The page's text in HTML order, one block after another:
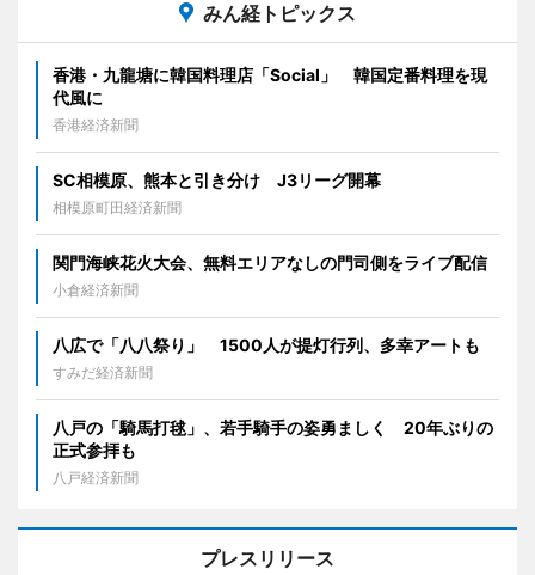
みん経トピックス
香港・九龍塘に韓国料理店「Social」 韓国定番料理を現
代風に
香港経済新聞
SC相模原、熊本と引き分け J3リーグ開幕
相模原町田経済新聞
関門海峡花火大会、無料エリアなしの門司側をライブ配信
小倉経済新聞
八広で「八八祭り」 1500人が提灯行列、多幸アートも
すみだ経済新聞
八戸の「騎馬打毬」、若手騎手の姿勇ましく 20年ぶりの
正式参拝も
八戸経済新聞
プレスリリース